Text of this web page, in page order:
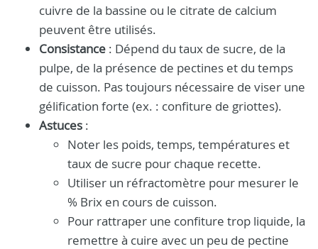
cuivre de la bassine ou le citrate de calcium
peuvent être utilisés.
Consistance : Dépend du taux de sucre, de la
pulpe, de la présence de pectines et du temps
de cuisson. Pas toujours nécessaire de viser une
gélification forte (ex. : confiture de griottes).
Astuces :
Noter les poids, temps, températures et
taux de sucre pour chaque recette.
Utiliser un réfractomètre pour mesurer le
% Brix en cours de cuisson.
Pour rattraper une confiture trop liquide, la
remettre à cuire avec un peu de pectine